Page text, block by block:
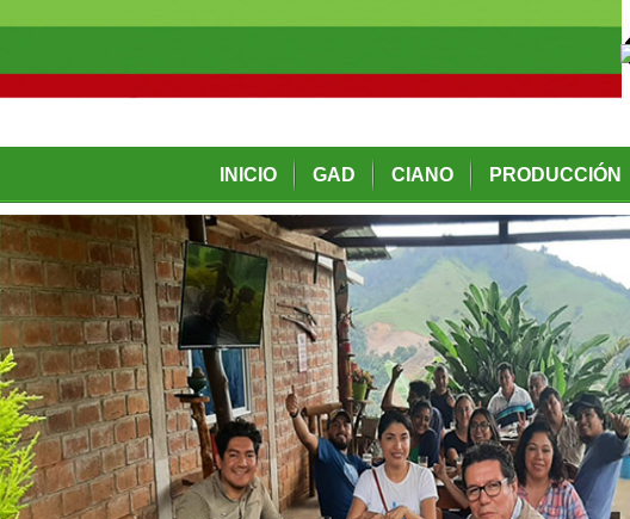
INICIO GAD CIANO PRODUCCIÓN